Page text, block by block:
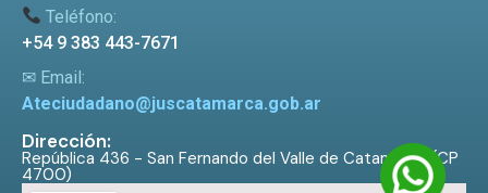
Teléfono:
+54 9 383 443-7671
✉ Email:
Ateciudadano@juscatamarca.gob.ar
Dirección:
República 436 - San Fernando del Valle de Catamarca (CP
4700)